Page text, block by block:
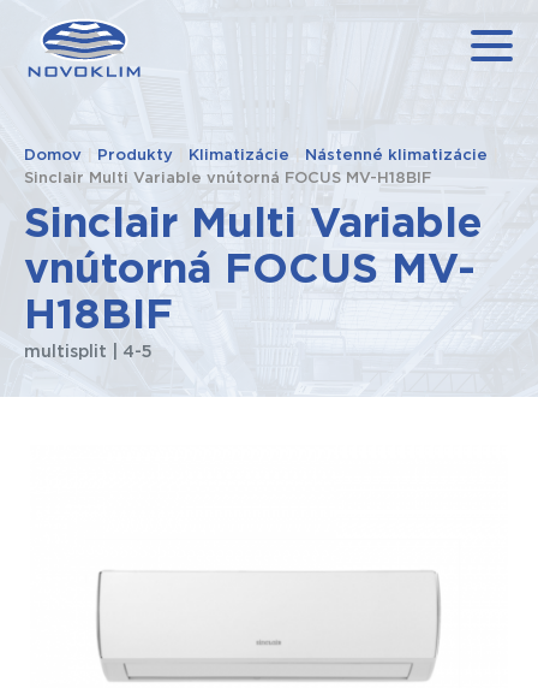
Domov Produkty Klimatizácie Nástenné klimatizácie
Sinclair Multi Variable vnútorná FOCUS MV-H18BIF
Sinclair Multi Variable
vnútorná FOCUS MV-
H18BIF
multisplit | 4-5